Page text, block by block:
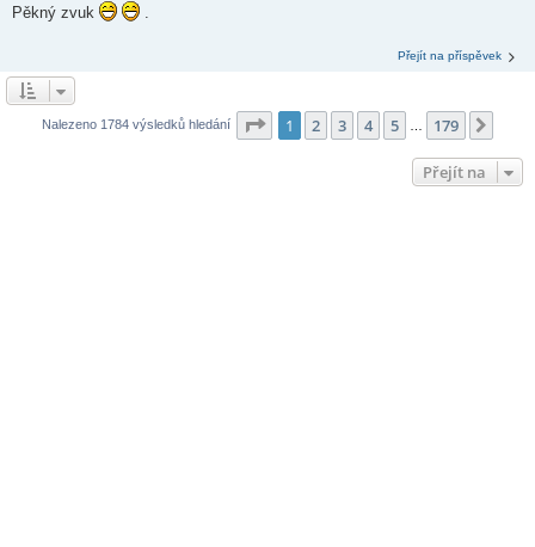
Pěkný zvuk
Přejít na příspěvek
Nalezeno 1784 výsledků hledání Stránka z 179
1 2 3 4 5 179
Přejít na